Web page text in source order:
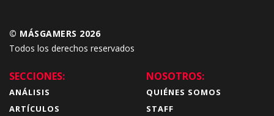
© MÁSGAMERS 2026
Todos los derechos reservados
SECCIONES:
ANÁLISIS
ARTÍCULOS
NOSOTROS:
QUIÉNES SOMOS
STAFF